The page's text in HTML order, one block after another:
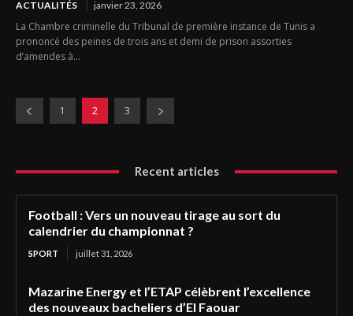
ACTUALITÉS janvier 23, 2026
La Chambre criminelle du Tribunal de première instance de Tunis a
prononcé des peines de trois ans et demi de prison assorties
d’amendes à...
1 2 3
Recent articles
Football : Vers un nouveau tirage au sort du
calendrier du championnat ?
SPORT juillet 31, 2026
Mazarine Energy et l’ETAP célèbrent l’excellence
des nouveaux bacheliers d’El Faouar